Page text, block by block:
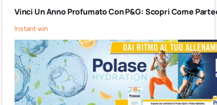
Vinci Un Anno Profumato Con P&G: Scopri Come
Instant win